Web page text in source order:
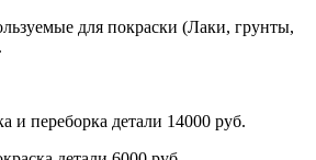
для покраски (Лаки, грунты,
и переборка детали 14000 руб.